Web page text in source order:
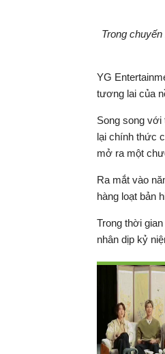
Trong
YG
tương lai của
Song song với
lại chính thức
mở ra một
Ra mắt vào
hàng loạt bản
Trong thời
nhân dịp kỷ